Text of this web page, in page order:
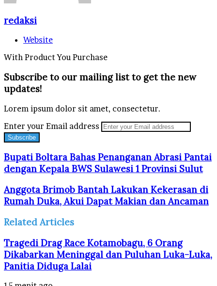
redaksi
Website
With Product You Purchase
Subscribe to our mailing list to get the new
updates!
Lorem ipsum dolor sit amet, consectetur.
Enter your Email address
Bupati Boltara Bahas Penanganan Abrasi Pantai
dengan Kepala BWS Sulawesi 1 Provinsi Sulut
Anggota Brimob Bantah Lakukan Kekerasan di
Rumah Duka, Akui Dapat Makian dan Ancaman
Related Articles
Tragedi Drag Race Kotamobagu, 6 Orang
Dikabarkan Meninggal dan Puluhan Luka-Luka,
Panitia Diduga Lalai